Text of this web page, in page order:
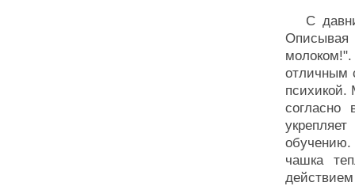
С
Описывая
отличным
психикой.
согласно
чашка